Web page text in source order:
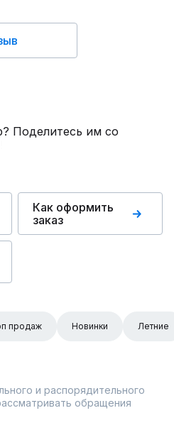
Поделитесь им со
Как оформить
заказ
продаж Новинки Летние
и распорядительного
обращения